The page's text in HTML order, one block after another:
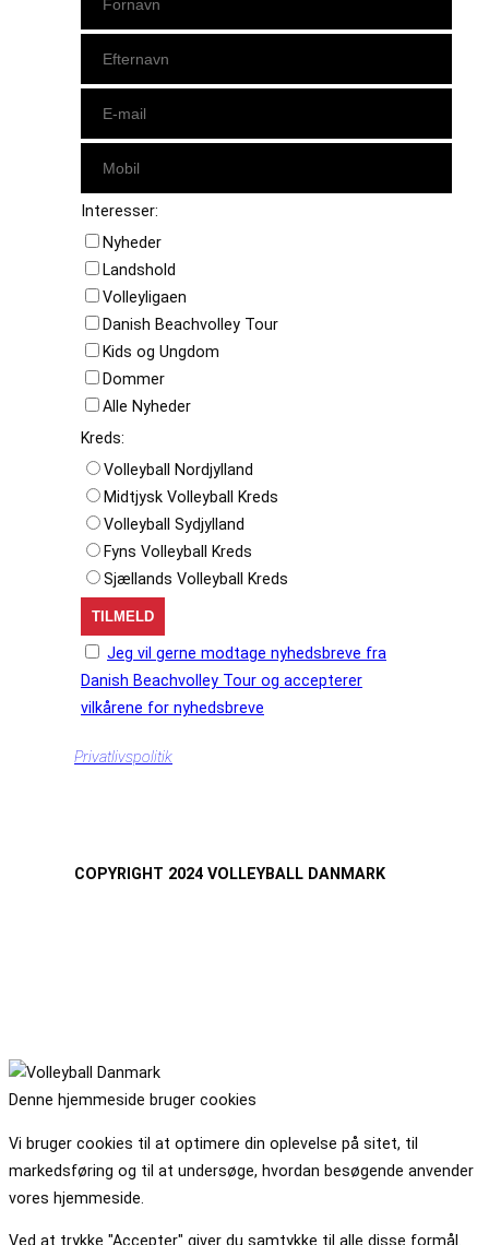
Interesser:
Nyheder
Landshold
Volleyligaen
Danish Beachvolley Tour
Kids og Ungdom
Dommer
Alle Nyheder
Kreds:
Volleyball Nordjylland
Midtjysk Volleyball Kreds
Volleyball Sydjylland
Fyns Volleyball Kreds
Sjællands Volleyball Kreds
Jeg vil gerne modtage nyhedsbreve fra
Danish Beachvolley Tour og accepterer
vilkårene for nyhedsbreve
Privatlivspolitik
COPYRIGHT 2024 VOLLEYBALL DANMARK
Denne hjemmeside bruger cookies
Vi bruger cookies til at optimere din oplevelse på sitet, til
markedsføring og til at undersøge, hvordan besøgende anvender
vores hjemmeside.
Ved at trykke "Accepter" giver du samtykke til alle disse formål.